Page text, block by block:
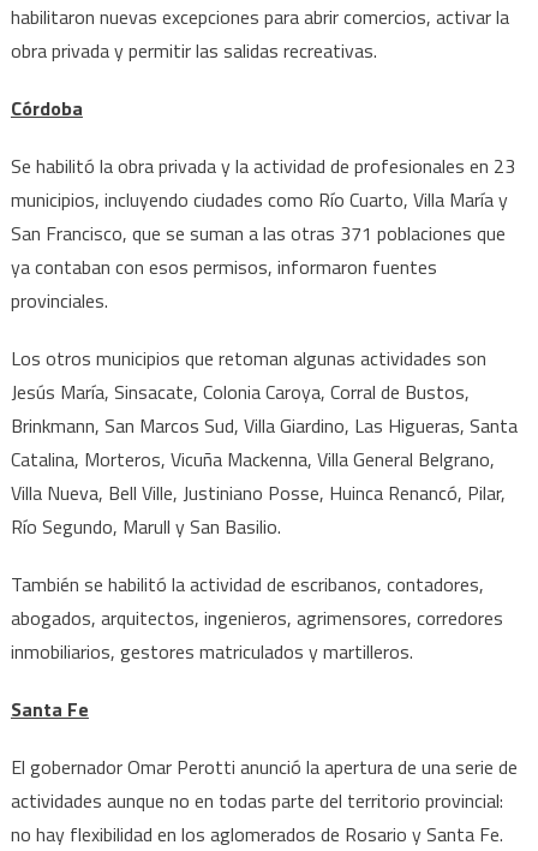
habilitaron nuevas excepciones para abrir comercios, activar la
obra privada y permitir las salidas recreativas.
Córdoba
Se habilitó la obra privada y la actividad de profesionales en 23
municipios, incluyendo ciudades como Río Cuarto, Villa María y
San Francisco, que se suman a las otras 371 poblaciones que
ya contaban con esos permisos, informaron fuentes
provinciales.
Los otros municipios que retoman algunas actividades son
Jesús María, Sinsacate, Colonia Caroya, Corral de Bustos,
Brinkmann, San Marcos Sud, Villa Giardino, Las Higueras, Santa
Catalina, Morteros, Vicuña Mackenna, Villa General Belgrano,
Villa Nueva, Bell Ville, Justiniano Posse, Huinca Renancó, Pilar,
Río Segundo, Marull y San Basilio.
También se habilitó la actividad de escribanos, contadores,
abogados, arquitectos, ingenieros, agrimensores, corredores
inmobiliarios, gestores matriculados y martilleros.
Santa Fe
El gobernador Omar Perotti anunció la apertura de una serie de
actividades aunque no en todas parte del territorio provincial:
no hay flexibilidad en los aglomerados de Rosario y Santa Fe.